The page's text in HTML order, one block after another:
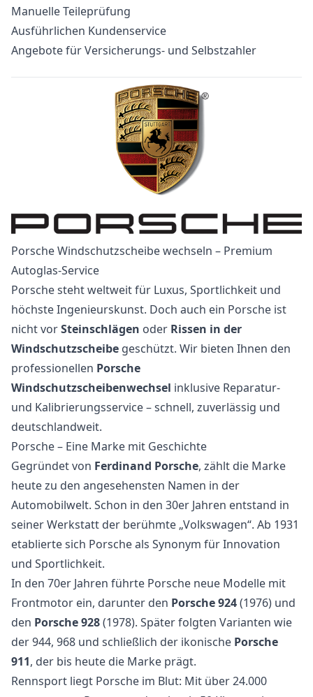
Manuelle Teileprüfung
Ausführlichen Kundenservice
Angebote für Versicherungs- und Selbstzahler
Porsche Windschutzscheibe wechseln – Premium
Autoglas-Service
Porsche steht weltweit für Luxus, Sportlichkeit und
höchste Ingenieurskunst. Doch auch ein Porsche ist
nicht vorSteinschlägen oder Rissen in der
Windschutzscheibe geschützt. Wir bieten Ihnen den
professionellen Porsche
Windschutzscheibenwechsel inklusive Reparatur-
und Kalibrierungsservice – schnell, zuverlässig und
deutschlandweit.
Porsche – Eine Marke mit Geschichte
Gegründet von Ferdinand Porsche, zählt die Marke
heute zu den angesehensten Namen in der
Automobilwelt. Schon in den 30er Jahren entstand in
seiner Werkstatt der berühmte „Volkswagen“. Ab 1931
etablierte sich Porsche als Synonym für Innovation
und Sportlichkeit.
In den 70er Jahren führte Porsche neue Modelle mit
Frontmotor ein, darunter den Porsche 924(1976) und
den Porsche 928(1978). Später folgten Varianten wie
der 944, 968 und schließlich der ikonische Porsche
911, der bis heute die Marke prägt.
Rennsport liegt Porsche im Blut: Mit über 24.000